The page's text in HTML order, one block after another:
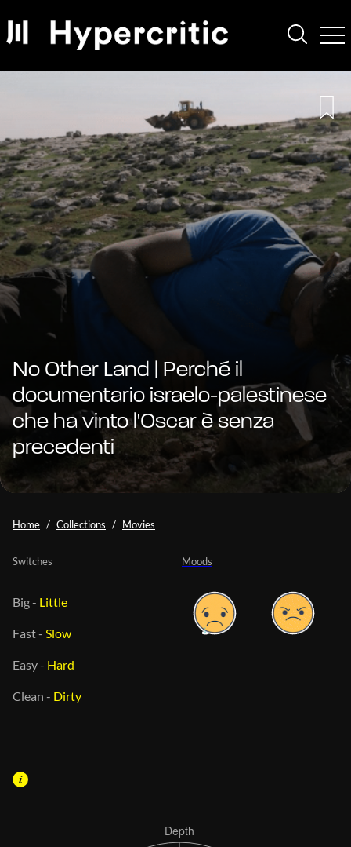
No Other Land | Perché il
documentario israelo-palestinese
che ha vinto l'Oscar è senza
precedenti
Home Collections Movies
Moods
Switches
Big- Little
Fast- Slow
Easy- Hard
Clean - Dirty